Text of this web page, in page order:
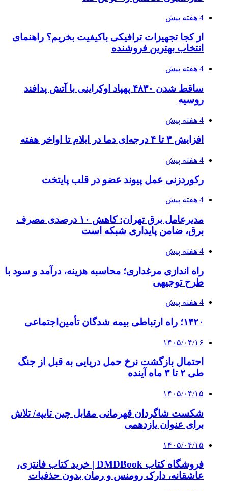
4 هفته پیش
از کجا تجهیزات ترافیکی باکیفیت بخریم؟ راهنمای
انتخاب بهترین فروشنده
4 هفته پیش
ساقط شدن ۴۸۳۰ پهپاد اوکراینی با آتش پدافند
روسیه
4 هفته پیش
افزایش ۳ تا ۴ درجه‌ای دما در ایلام تا اواخر هفته
4 هفته پیش
رکوردزنی عمل پیوند عضو در قلب پایتخت
4 هفته پیش
مدیرعامل برق تهران: کاهش ۱۰ درصدی مصرف
برق، ضامن پایداری شبکه است
4 هفته پیش
راه اندازی مرغداری؛ محاسبه هزینه، درآمد و سود با
طرح توجیهی
4 هفته پیش
۱۴۲۰؛ راه ارتباطی بیمه شدگان تأمین‌اجتماعی
۱۴۰۵/۰۴/۱۶
احتمال بازگشت نرخ حمل دریایی به قبل از جنگ
طی ۲ تا ۳ ماه آینده
۱۴۰۵/۰۴/۱۵
شکست شاگردان قهرمانی مقابل چین تایپه/ تلاش
برای عنوان یازدهمی
۱۴۰۵/۰۴/۱۵
فروشگاه کتاب DMDBook | خرید کتاب فانتزی،
عاشقانه، دارک رومنس و رمان بدون حذفیات